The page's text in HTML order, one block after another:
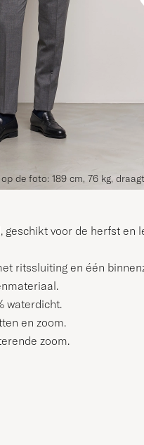
de foto: 189 cm, 76 kg,
geschikt voor de herfst en
ritssluiting en één
waterdicht.
en zoom.
zoom.